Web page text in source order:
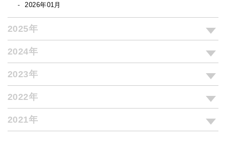
2026年01月
2025年
2024年
2023年
2022年
2021年